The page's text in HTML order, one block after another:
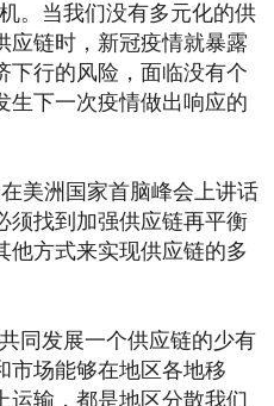
。当我们没有多元化的供
应链时，新冠疫情就暴露
下行的风险，面临没有个
生下一次疫情做出响应的
美洲国家首脑峰会上讲话
须找到加强供应链再平衡
他方式来实现供应链的多
同发展一个供应链的少有
市场能够在地区各地移